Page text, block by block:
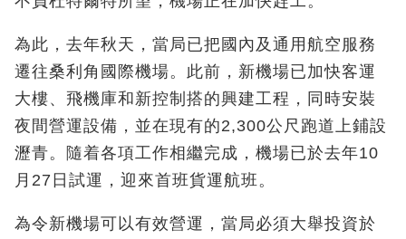
為此，去年秋天，當局已把國內及通用航空服務
遷往桑利角國際機場。此前，新機場已加快客運
大樓、飛機庫和新控制搭的興建工程，同時安裝
夜間營運設備，並在現有的2,300公尺跑道上鋪設
瀝青。隨着各項工作相繼完成，機場已於去年10
月27日試運，迎來首班貨運航班。
為令新機場可以有效營運，當局必須大舉投資於